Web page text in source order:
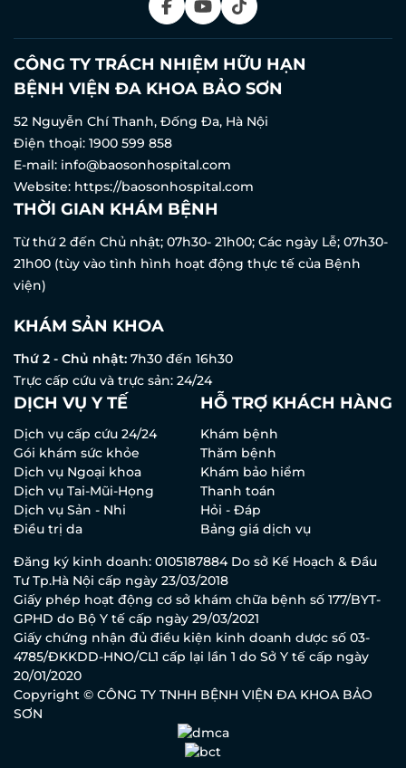
CÔNG TY TRÁCH NHIỆM HỮU HẠN
BỆNH VIỆN ĐA KHOA BẢO SƠN
52 Nguyễn Chí Thanh, Đống Đa, Hà Nội
Điện thoại: 1900 599 858
E-mail: info@baosonhospital.com
Website: https://baosonhospital.com
THỜI GIAN KHÁM BỆNH
Từ thứ 2 đến Chủ nhật; 07h30- 21h00; Các ngày Lễ; 07h30-
21h00 (tùy vào tình hình hoạt động thực tế của Bệnh
viện)
KHÁM SẢN KHOA
Thứ 2 - Chủ nhật: 7h30 đến 16h30
Trực cấp cứu và trực sản: 24/24
DỊCH VỤ Y TẾ
Dịch vụ cấp cứu 24/24
Gói khám sức khỏe
Dịch vụ Ngoại khoa
Dịch vụ Tai-Mũi-Họng
Dịch vụ Sản - Nhi
Điều trị da
HỖ TRỢ KHÁCH HÀNG
Khám bệnh
Thăm bệnh
Khám bảo hiểm
Thanh toán
Hỏi - Đáp
Bảng giá dịch vụ
Đăng ký kinh doanh: 0105187884 Do sở Kế Hoạch & Đầu
Tư Tp.Hà Nội cấp ngày 23/03/2018
Giấy phép hoạt động cơ sở khám chữa bệnh số 177/BYT-
GPHD do Bộ Y tế cấp ngày 29/03/2021
Giấy chứng nhận đủ điều kiện kinh doanh dược số 03-
4785/ĐKKDD-HNO/CL1 cấp lại lần 1 do Sở Y tế cấp ngày
20/01/2020
Copyright © CÔNG TY TNHH BỆNH VIỆN ĐA KHOA BẢO
SƠN